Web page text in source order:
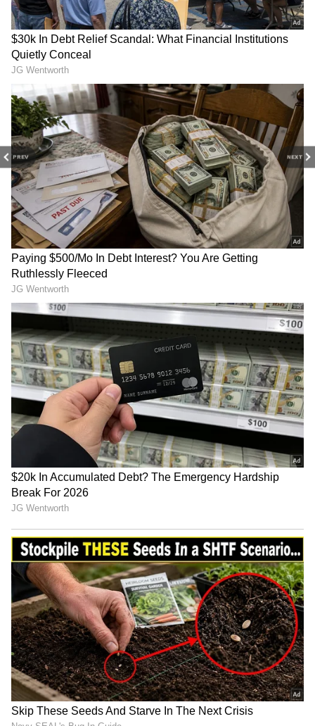
PREV NEXT
ఆమె అందాల ఆరబోతకు అభిమానులతో పాటు నెటిజన్లు
కూడా ఫిదా అయి పోతున్నారు. పండగవేళ గ్లామర్ షోతో
కనువిందు చేయడంతో ఖుషీ అవుతున్నారు.
6
లేటెస్ట్ ఫొటోల్లో నేహా శెట్టి గ్లామరస్ గా కనిపించింది.
లెహంగా, వోణీ ధరించిన ఈ బ్యూటీ.. స్లీవ్ లెస్ మ్యాచింగ్
బ్లౌజ్ లో టాప్ అందాలను చూపించింది. ఎద ఎత్తులు,
నడుము ఒంపుసొంపులతో కుర్రకారుకు చెమటలు
పట్టించింది. మత్తు చూపులతో, మతిపోయే పోజులతో
ఇంటర్నెట్ ఫ్యాన్స్ గుండెల్లో గంటలు మోగించింది.